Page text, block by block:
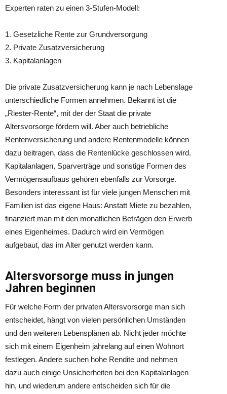
Experten raten zu einen 3-Stufen-Modell:
1. Gesetzliche Rente zur Grundversorgung
2. Private Zusatzversicherung
3. Kapitalanlagen
Die private Zusatzversicherung kann je nach Lebenslage
unterschiedliche Formen annehmen. Bekannt ist die
„Riester-Rente“, mit der der Staat die private
Altersvorsorge fördern will. Aber auch betriebliche
Rentenversicherung und andere Rentenmodelle können
dazu beitragen, dass die Rentenlücke geschlossen wird.
Kapitalanlagen, Sparverträge und sonstige Formen des
Vermögensaufbaus gehören ebenfalls zur Vorsorge.
Besonders interessant ist für viele jungen Menschen mit
Familien ist das eigene Haus: Anstatt Miete zu bezahlen,
finanziert man mit den monatlichen Beträgen den Erwerb
eines Eigenheimes. Dadurch wird ein Vermögen
aufgebaut, das im Alter genutzt werden kann.
Altersvorsorge muss in jungen
Jahren beginnen
Für welche Form der privaten Altersvorsorge man sich
entscheidet, hängt von vielen persönlichen Umständen
und den weiteren Lebensplänen ab. Nicht jeder möchte
sich mit einem Eigenheim jahrelang auf einen Wohnort
festlegen. Andere suchen hohe Rendite und nehmen
dazu auch einige Unsicherheiten bei den Kapitalanlagen
hin, und wiederum andere entscheiden sich für die